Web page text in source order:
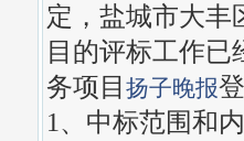
定，盐城市大丰
目的评标工作已
务项目 扬子晚报
1、中标范围和